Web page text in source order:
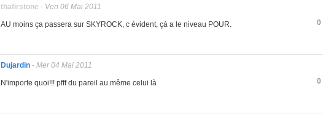
thafirstone - Ven 06 Mai 2011
0
AU moins ça passera sur SKYROCK, c évident, çà a le niveau POUR.
Dujardin - Mer 04 Mai 2011
0
N'importe quoi!!! pfff du pareil au même celui là